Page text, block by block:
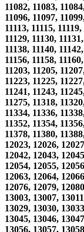
11082, 11083,
11096, 11097,
11113, 11115,
11129, 11130,
11138, 11140,
11156, 11158,
11203, 11205,
11223, 11225,
11241, 11243,
11275, 11318,
11334, 11336,
11352, 11354,
11378, 11380,
12023, 12026,
12042, 12043,
12054, 12055,
12063, 12064,
12076, 12079,
13003, 13007,
13029, 13030,
13045, 13046,
13056, 13057,